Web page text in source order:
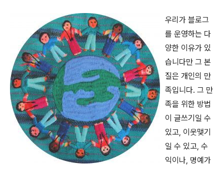
우리가 블로그
를 운영하는 다
양한 이유가 있
습니다만 그 본
질은 개인의 만
족입니다. 그 만
족을 위한 방법
이 글쓰기일 수
있고, 이웃맺기
일 수 있고, 수
익이나, 명예가